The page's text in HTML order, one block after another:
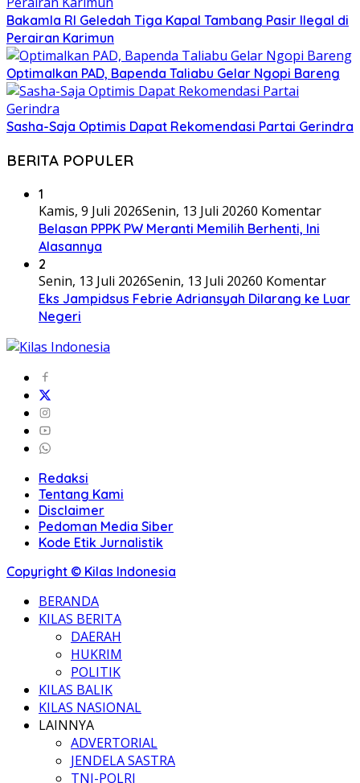
Bakamla RI Geledah Tiga Kapal Tambang Pasir Ilegal di
Perairan Karimun
Optimalkan PAD, Bapenda Taliabu Gelar Ngopi Bareng
Sasha-Saja Optimis Dapat Rekomendasi Partai Gerindra
BERITA POPULER
1
Kamis, 9 Juli 2026Senin, 13 Juli 20260 Komentar
Belasan PPPK PW Meranti Memilih Berhenti, Ini
Alasannya
2
Senin, 13 Juli 2026Senin, 13 Juli 20260 Komentar
Eks Jampidsus Febrie Adriansyah Dilarang ke Luar
Negeri
Redaksi
Tentang Kami
Disclaimer
Pedoman Media Siber
Kode Etik Jurnalistik
Copyright © Kilas Indonesia
BERANDA
KILAS BERITA
DAERAH
HUKRIM
POLITIK
KILAS BALIK
KILAS NASIONAL
LAINNYA
ADVERTORIAL
JENDELA SASTRA
TNI-POLRI